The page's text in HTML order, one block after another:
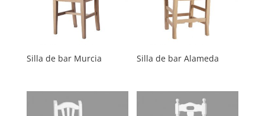
Silla de bar Murcia Silla de bar Alameda